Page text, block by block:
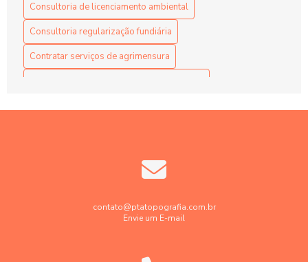
Consultoria de licenciamento ambiental
Consultoria regularização fundiária
Contratar serviços de agrimensura
Empresa de georreferenciamento de imóveis rurais
Empresa de georreferenciamento de imóvel urbano
Empresa de topografia e georreferenciamento
contato@ptatopografia.com.br
Envie um E-mail